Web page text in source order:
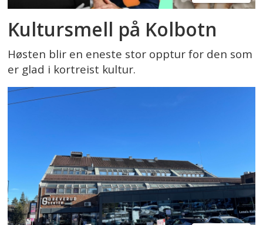
Kultursmell på Kolbotn
Høsten blir en eneste stor opptur for den som
er glad i kortreist kultur.